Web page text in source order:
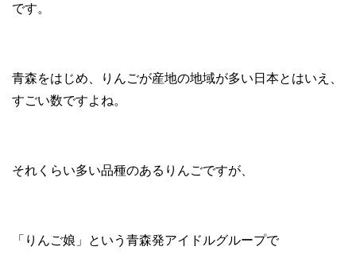
です。
青森をはじめ、りんごが産地の地域が多い日本とはいえ、
すごい数ですよね。
それくらい多い品種のあるりんごですが、
「りんご娘」という青森発アイドルグループで